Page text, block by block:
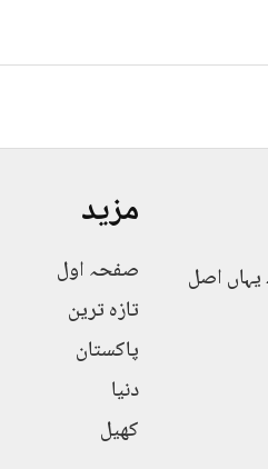
اصل
مزید
صفحہ اول
تازہ ترین
پاکستان
دنیا
کھیل